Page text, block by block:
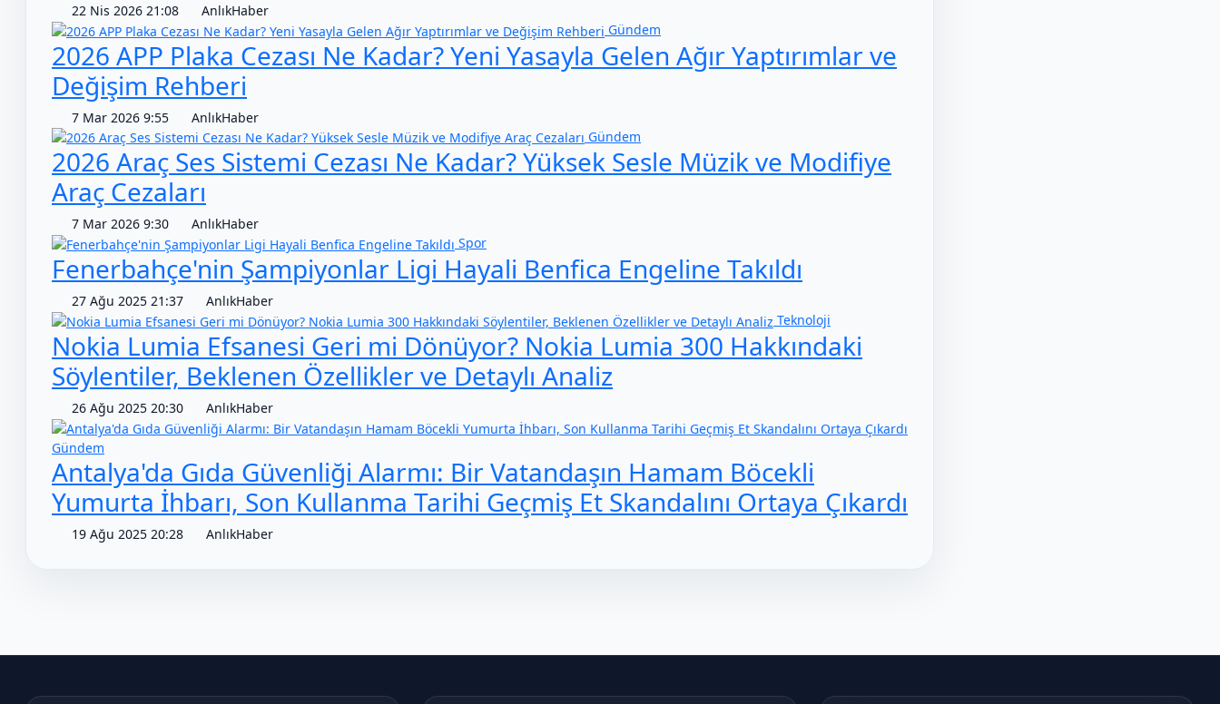
22 Nis 2026 21:08
AnlıkHaber
Gündem
2026 APP Plaka Cezası Ne Kadar? Yeni Yasayla Gelen Ağır Yaptırımlar ve
Değişim Rehberi
7 Mar 2026 9:55
AnlıkHaber
Gündem
2026 Araç Ses Sistemi Cezası Ne Kadar? Yüksek Sesle Müzik ve Modifiye
Araç Cezaları
7 Mar 2026 9:30
AnlıkHaber
Spor
Fenerbahçe'nin Şampiyonlar Ligi Hayali Benfica Engeline Takıldı
27 Ağu 2025 21:37
AnlıkHaber
Teknoloji
Nokia Lumia Efsanesi Geri mi Dönüyor? Nokia Lumia 300 Hakkındaki
Söylentiler, Beklenen Özellikler ve Detaylı Analiz
26 Ağu 2025 20:30 AnlıkHaber
Gündem
Antalya'da Gıda Güvenliği Alarmı: Bir Vatandaşın Hamam Böcekli
Yumurta İhbarı, Son Kullanma Tarihi Geçmiş Et Skandalını Ortaya Çıkardı
19 Ağu 2025 20:28 AnlıkHaber